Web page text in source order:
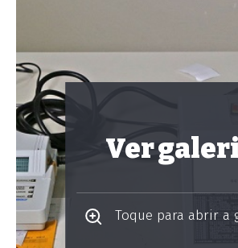
Ver
Toque para abrir a